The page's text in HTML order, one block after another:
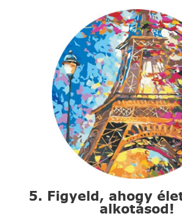
5. Figyeld, ahogy
alkotásod!